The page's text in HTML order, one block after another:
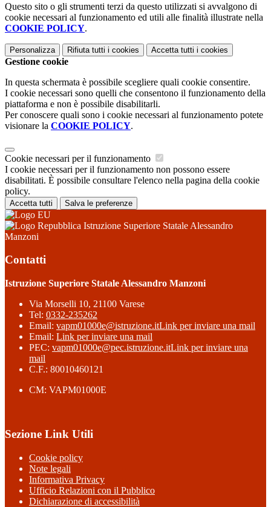
Questo sito o gli strumenti terzi da questo utilizzati si avvalgono di
cookie necessari al funzionamento ed utili alle finalità illustrate nella
COOKIE POLICY.
Personalizza Rifiuta tutti i cookies Accetta tutti i cookies
Gestione cookie
In questa schermata è possibile scegliere quali cookie consentire.
I cookie necessari sono quelli che consentono il funzionamento della
piattaforma e non è possibile disabilitarli.
Per conoscere quali sono i cookie necessari al funzionamento potete
visionare la COOKIE POLICY.
Cookie necessari per il funzionamento
I cookie necessari per il funzionamento non possono essere
disabilitati. È possibile consultare l'elenco nella pagina della cookie
policy.
Accetta tutti Salva le preferenze
Istruzione Superiore Statale Alessandro
Manzoni
Contatti
Istruzione Superiore Statale Alessandro Manzoni
Via Morselli 10, 21100 Varese
Tel: 0332-235262
Email: vapm01000e@istruzione.itLink per inviare una mail
Email: Link per inviare una mail
PEC: vapm01000e@pec.istruzione.itLink per inviare una
mail
C.F.: 80010460121
CM: VAPM01000E
Sezione Link Utili
Cookie policy
Note legali
Informativa Privacy
Ufficio Relazioni con il Pubblico
Dichiarazione di accessibilità